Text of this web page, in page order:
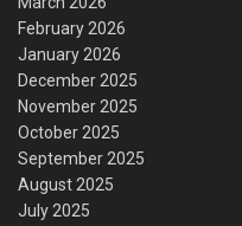
February 2026
January 2026
December 2025
November 2025
October 2025
September 2025
August 2025
July 2025